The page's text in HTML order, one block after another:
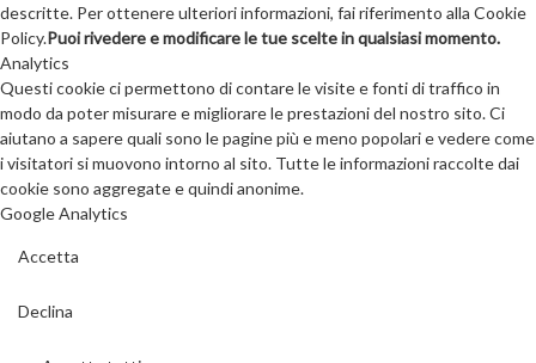
descritte. Per ottenere ulteriori informazioni, fai riferimento alla Cookie
Policy.Puoi rivedere e modificare le tue scelte in qualsiasi momento.
Analytics
Questi cookie ci permettono di contare le visite e fonti di traffico in
modo da poter misurare e migliorare le prestazioni del nostro sito. Ci
aiutano a sapere quali sono le pagine più e meno popolari e vedere come
i visitatori si muovono intorno al sito. Tutte le informazioni raccolte dai
cookie sono aggregate e quindi anonime.
Google Analytics
Accetta
Declina